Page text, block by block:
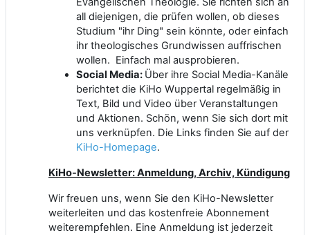
all diejenigen, die prüfen wollen, ob dieses
Studium "ihr Ding" sein könnte, oder einfach
ihr theologisches Grundwissen auffrischen
wollen. Einfach mal ausprobieren.
Social Media: Über ihre Social Media-Kanäle
berichtet die KiHo Wuppertal regelmäßig in
Text, Bild und Video über Veranstaltungen
und Aktionen. Schön, wenn Sie sich dort mit
uns verknüpfen. Die Links finden Sie auf der
KiHo-Homepage.
KiHo-Newsletter: Anmeldung, Archiv, Kündigung
Wir freuen uns, wenn Sie den KiHo-Newsletter
weiterleiten und das kostenfreie Abonnement
weiterempfehlen. Eine Anmeldung ist jederzeit